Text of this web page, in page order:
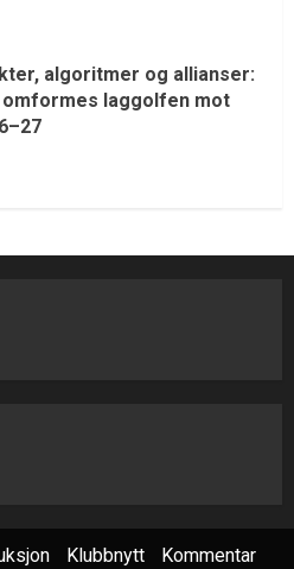
algoritmer og allianser:
omformes laggolfen mot
Klubbnytt Kommentar